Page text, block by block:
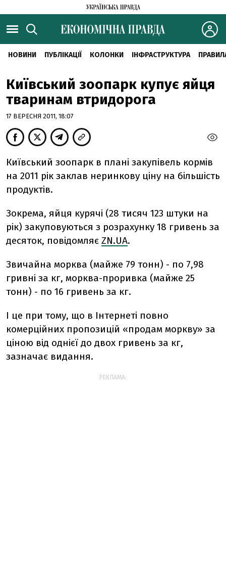
НОВИНИ ПУБЛІКАЦІЇ КОЛОНКИ ІНФРАСТРУКТУРА
Київський зоопарк купує яйця
тваринам втридорога
17 ВЕРЕСНЯ 2011, 18:07
Київський зоопарк в плані закупівель кормів
на 2011 рік заклав неринкову ціну на більшість
продуктів.
Зокрема, яйця курячі (28 тисяч 123 штуки на
рік) закуповуються з розрахунку 18 гривень за
десяток, повідомляє ZN.UA.
Звичайна морква (майже 79 тонн) - по 7,98
гривні за кг, морква-проривка (майже 25
тонн) - по 16 гривень за кг.
І це при тому, що в Інтернеті повно
комерційних пропозицій «продам моркву» за
ціною від однієї до двох гривень за кг,
зазначає видання.
РЕКЛАМА: